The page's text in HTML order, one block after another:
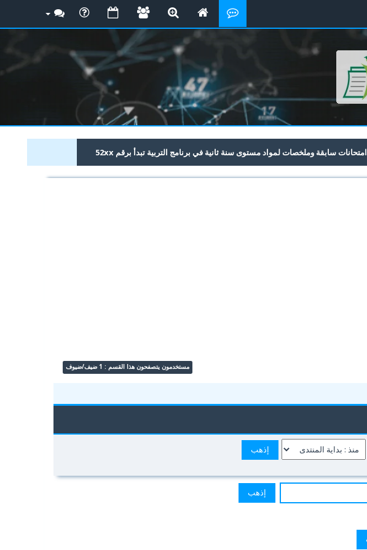
امتحانات سابقة وملخصات لمواد مستوى سنة ثانية في برنامج التربية تبدأ برقم 52xx
مستخدمون يتصفحون هذا القسم : 1 ضيف/ضيوف